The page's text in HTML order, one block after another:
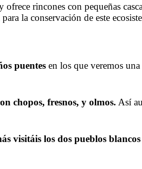
ofrece rincones con pequeñas
la conservación de este
puentes en los que veremos
chopos, fresnos, y olmos. Así
visitáis los dos pueblos blancos